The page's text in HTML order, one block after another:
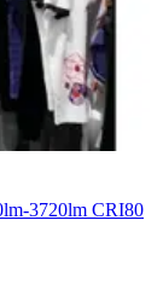
3720lm CRI80